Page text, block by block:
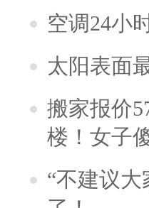
空调24小
太阳表面
搬家报价
楼！女子
“不建议